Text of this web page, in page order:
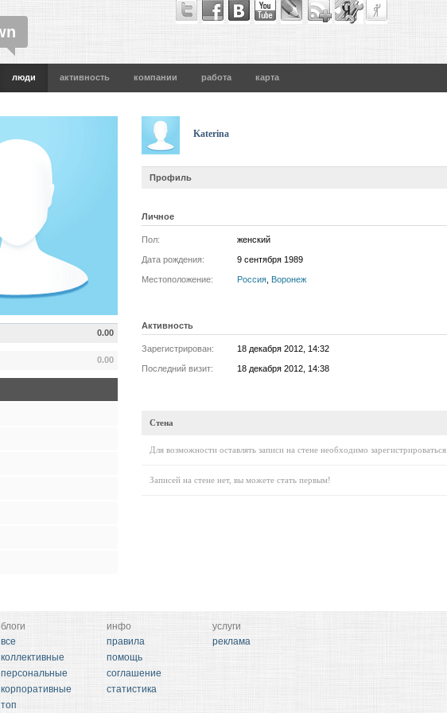
люди активность компании работа карта
Katerina
Профиль
Личное
Пол: женский
Дата рождения: 9 сентября 1989
Местоположение: Россия Воронеж
Активность
Зарегистрирован: 18 декабря 2012, 14:32
Последний визит: 18 декабря 2012, 14:38
Стена
Для возможности оставлять записи на стене необходимо зарегистрироваться.
Записей на стене нет, вы можете стать первым!
0.00
0.00
блоги
все
коллективные
персональные
корпоративные
топ
инфо
правила
помощь
соглашение
статистика
услуги
реклама